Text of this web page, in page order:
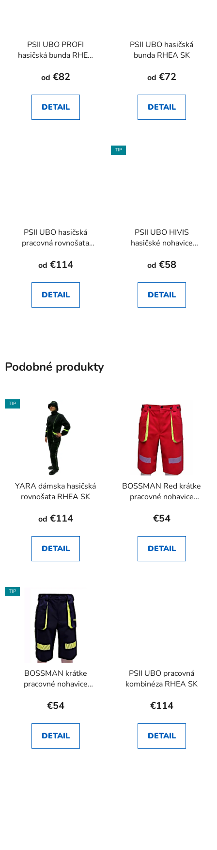
PSII UBO PROFI
hasičská bunda RHEA
od €82
DETAIL
PSII UBO hasičská
bunda RHEA SK
od €72
DETAIL
PSII UBO hasičská
pracovná rovnošata
od €114
DETAIL
TIP
PSII UBO HIVIS
hasičské nohavice
od €58
DETAIL
Podobné produkty
TIP
YARA dámska hasičská
rovnošata RHEA SK
od €114
DETAIL
BOSSMAN Red krátke
pracovné nohavice
€54
DETAIL
TIP
BOSSMAN krátke
pracovné nohavice
€54
DETAIL
PSII UBO pracovná
kombinéza RHEA SK
€114
DETAIL